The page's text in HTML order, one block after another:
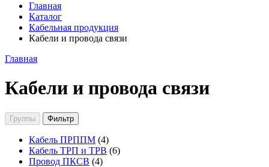
Главная
Каталог
Кабельная продукция
Кабели и провода связи
Главная
Кабели и провода связи
Группы Фильтр
Кабель ПРППМ (4)
Кабель ТРП и ТРВ (6)
Провод ПКСВ (4)